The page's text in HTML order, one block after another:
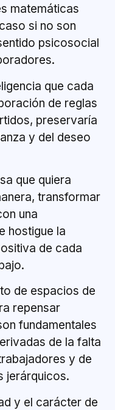
matemáticas
si no son
psicosocial
que cada
de reglas
preservaría
y del deseo
que quiera
transformar
una
hostigue la
de cada
de espacios de
repensar
fundamentales
de la falta
y de
jerárquicos.
y el carácter de